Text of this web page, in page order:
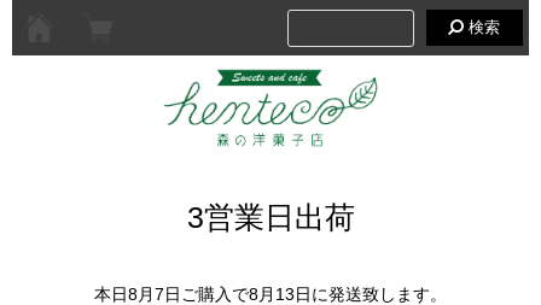
検索
3営業日出荷
本日8月7日ご購入で8月13日に発送致します。